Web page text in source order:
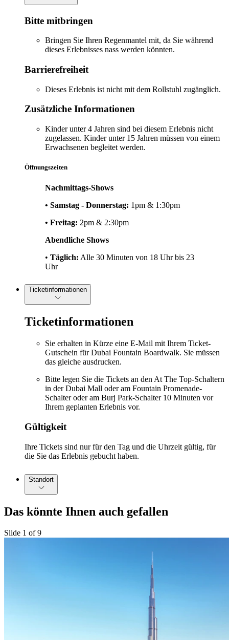
Bitte mitbringen
Bringen Sie Ihren Regenmantel mit, da Sie während
dieses Erlebnisses nass werden könnten.
Barrierefreiheit
Dieses Erlebnis ist nicht mit dem Rollstuhl zugänglich.
Zusätzliche Informationen
Kinder unter 4 Jahren sind bei diesem Erlebnis nicht
zugelassen. Kinder unter 15 Jahren müssen von einem
Erwachsenen begleitet werden.
Öffnungszeiten
Nachmittags-Shows
• Samstag - Donnerstag: 1pm & 1:30pm
• Freitag: 2pm & 2:30pm
Abendliche Shows
• Täglich: Alle 30 Minuten von 18 Uhr bis 23
Uhr
Ticketinformationen
Ticketinformationen
Sie erhalten in Kürze eine E-Mail mit Ihrem Ticket-
Gutschein für Dubai Fountain Boardwalk. Sie müssen
das gleiche ausdrucken.
Bitte legen Sie die Tickets an den At The Top-Schaltern
in der Dubai Mall oder am Fountain Promenade-
Schalter oder am Burj Park-Schalter 10 Minuten vor
Ihrem geplanten Erlebnis vor.
Gültigkeit
Ihre Tickets sind nur für den Tag und die Uhrzeit gültig, für
die Sie das Erlebnis gebucht haben.
Standort
Das könnte Ihnen auch gefallen
Slide 1 of 9